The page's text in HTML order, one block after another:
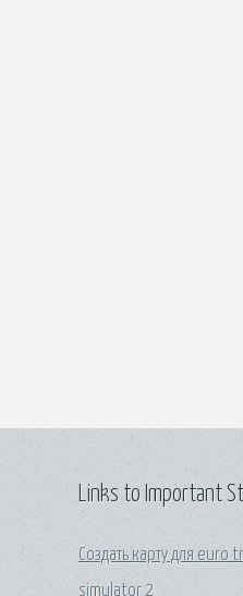
Links to Important
Создать карту для euro
simulator 2